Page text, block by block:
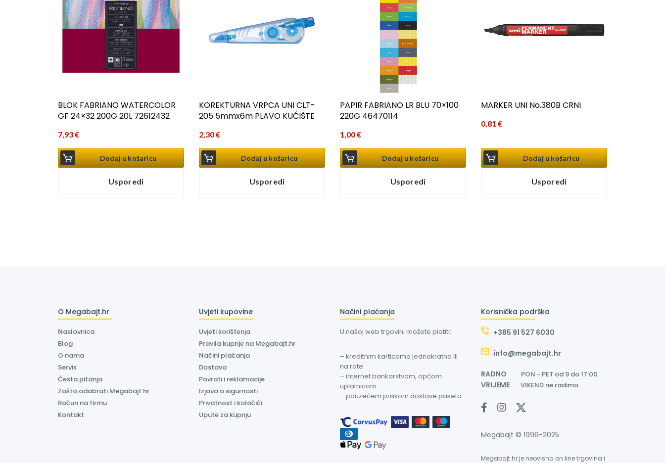
BLOK FABRIANO WATERCOLOR
GF 24×32 200G 20L 72612432
7,93€
Dodaj u košaricu
Usporedi
KOREKTURNA VRPCA UNI CLT-
205 5mmx6m PLAVO KUĆIŠTE
2,30€
Dodaj u košaricu
Usporedi
PAPIR FABRIANO LR BLU 70×100
220G 46470114
1,00€
Dodaj u košaricu
Usporedi
MARKER UNI No.380B CRNI
0,81 €
Dodaj u košaricu
Usporedi
O Megabajt.hr
Naslovnica
Blog
O nama
Servis
Česta pitanja
Zašto odabrati Megabajt.hr
Račun na firmu
Kontakt
Uvjeti kupovine
Uvjeti korištenja
Pravila kupnje na Megabajt.hr
Načini plaćanja
Dostava
Povrati i reklamacije
Izjava o sigurnosti
Privatnost i kolačići
Upute za kupnju
Načini plaćanja
U našoj web trgovini možete platiti:
– kreditnim karticama jednokratno ili
na rate
– internet bankarstvom, općom
uplatnicom
– pouzećem prilikom dostave paketa
Korisnička podrška
+385 91 527 6030
info@megabajt.hr
RADNO PON - PET od 9 do 17:00
VRIJEME VIKEND ne radimo
Megabajt © 1996-2025
Megabajt.hr je neovisna on line trgovina i